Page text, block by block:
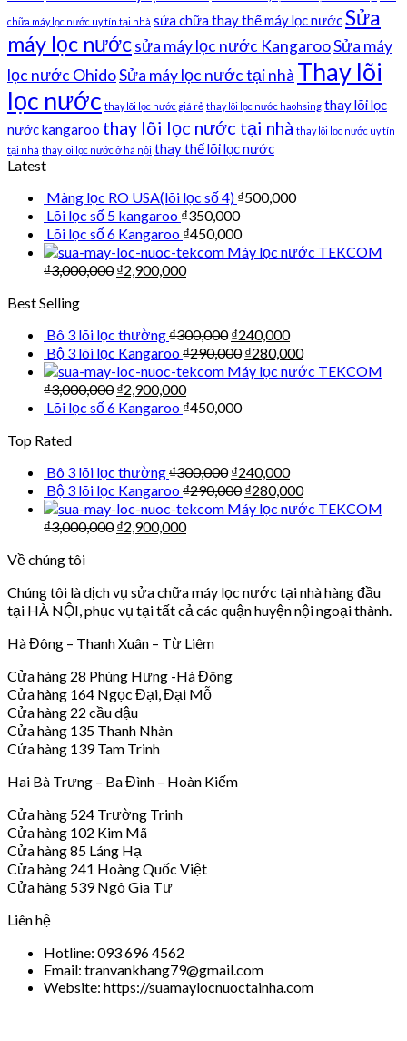
chữa máy lọc nước uy tín tại nhà sửa chữa thay thế máy lọc nướcSửa
máy lọc nướcsửa máy lọc nước KangarooSửa máy
lọc nước OhidoSửa máy lọc nước tại nhà Thay lõi
lọc nước thay lõi lọc nước giá rẻ thay lõi lọc nước haohsing thay lõi lọc
nước kangaroo thay lõi lọc nước tại nhà thay lõi lọc nước uy tín
tại nhà thay lõi lọc nước ở hà nội thay thế lõi lọc nước
Latest
Màng lọc RO USA(lõi lọc số 4) ₫500,000
Lõi lọc số 5 kangaroo ₫350,000
Lõi lọc số 6 Kangaroo ₫450,000
Máy lọc nước TEKCOM
₫3,000,000 ₫2,900,000
Best Selling
Bô 3 lõi lọc thường₫300,000 ₫240,000
Bộ 3 lõi lọc Kangaroo₫290,000 ₫280,000
Máy lọc nước TEKCOM
₫3,000,000 ₫2,900,000
Lõi lọc số 6 Kangaroo ₫450,000
Top Rated
Bô 3 lõi lọc thường₫300,000 ₫240,000
Bộ 3 lõi lọc Kangaroo₫290,000 ₫280,000
Máy lọc nước TEKCOM
₫3,000,000 ₫2,900,000
Về chúng tôi
Chúng tôi là dịch vụ sửa chữa máy lọc nước tại nhà hàng đầu
tại HÀ NỘI, phục vụ tại tất cả các quận huyện nội ngoại thành.
Hà Đông – Thanh Xuân – Từ Liêm
Cửa hàng 28 Phùng Hưng -Hà Đông
Cửa hàng 164 Ngọc Đại, Đại Mỗ
Cửa hàng 22 cầu dậu
Cửa hàng 135 Thanh Nhàn
Cửa hàng 139 Tam Trinh
Hai Bà Trưng – Ba Đình – Hoàn Kiếm
Cửa hàng 524 Trường Trinh
Cửa hàng 102 Kim Mã
Cửa hàng 85 Láng Hạ
Cửa hàng 241 Hoàng Quốc Việt
Cửa hàng 539 Ngô Gia Tự
Liên hệ
Hotline: 093 696 4562
Email: tranvankhang79@gmail.com
Website: https://suamaylocnuoctainha.com